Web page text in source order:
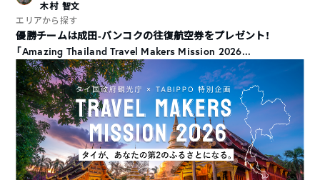
木村 智文
エリアから探す
優勝チームは成田-バンコクの往復航空券をプレゼント！
「Amazing Thailand Travel Makers Mission 2026...